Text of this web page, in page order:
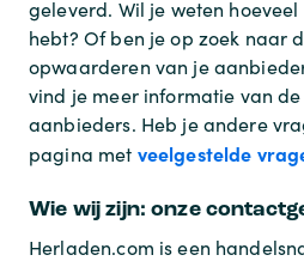
geleverd. Wil je weten
hebt? Of ben je op zoek naar
opwaarderen van je
vind je meer informatie van
aanbieders. Heb je andere
pagina met veelgestelde
Wie wij zijn: onze
Herladen.com is een